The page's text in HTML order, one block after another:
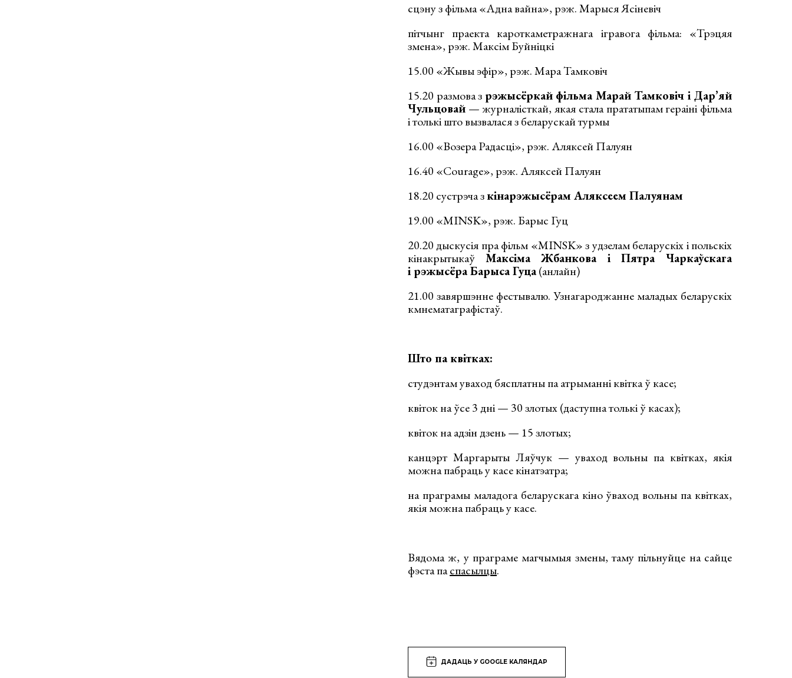
сцэну з фільма «Адна вайна», рэж. Марыся Ясіневіч
пітчынг праекта кароткаметражнага ігравога фільма: «Трэцяя
змена», рэж. Максім Буйніцкі
15.00 «Жывы эфір», рэж. Мара Тамковіч
15.20 размова з рэжысёркай фільма Марай Тамковіч і Дар’яй
Чульцовай — журналісткай, якая стала прататыпам гераіні фільма
і толькі што вызвалася з беларускай турмы
16.00 «Возера Радасці», рэж. Аляксей Палуян
16.40 «Courage», рэж. Аляксей Палуян
18.20 сустрэча зкінарэжысёрам Аляксеем Палуянам
19.00 «MINSK», рэж. Барыс Гуц
20.20 дыскусія пра фільм «MINSK» з удзелам беларускіх і польскіх
кінакрытыкаў Максіма Жбанкова і Пятра Чаркаўскага
і рэжысёра Барыса Гуца(анлайн)
21.00 завяршэнне фестывалю. Узнагароджанне маладых беларускіх
кмнематаграфістаў.
Што па квітках:
студэнтам уваход бясплатны па атрыманні квітка ў касе;
квіток на ўсе 3 дні — 30 злотых (даступна толькі ў касах);
квіток на адзін дзень — 15 злотых;
канцэрт Маргарыты Ляўчук — уваход вольны па квітках, якія
можна пабраць у касе кінатэатра;
на праграмы маладога беларускага кіно ўваход вольны па квітках,
якія можна пабраць у касе.
Вядома ж, у праграме магчымыя змены, таму пільнуйце на сайце
фэста паспасылцы.
ДАДАЦЬ У GOOGLE КАЛЯНДАР